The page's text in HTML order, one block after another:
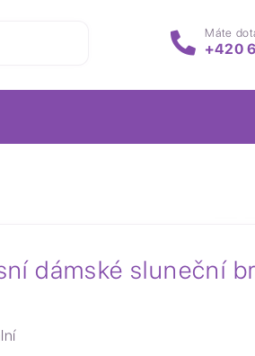
Máte
+420
dámské sluneční